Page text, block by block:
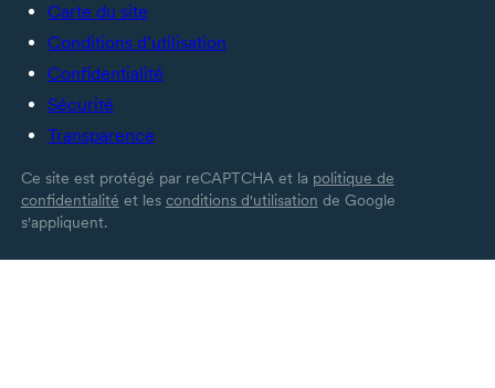
Carte du site
Conditions d’utilisation
Confidentialité
Sécurité
Transparence
Ce site est protégé par reCAPTCHA et la politique de
confidentialité et les conditions d'utilisation de Google
s'appliquent.